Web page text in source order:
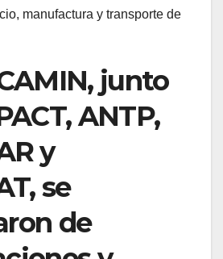
manufactura y transporte de
junto
ANTP,
y
se
de